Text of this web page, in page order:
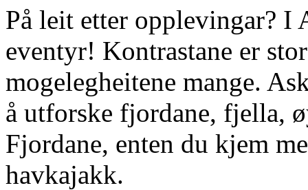
På leit etter opplevingar?
eventyr! Kontrastane er
mogelegheitene mange.
å utforske fjordane, fjella,
Fjordane, enten du kjem
havkajakk.